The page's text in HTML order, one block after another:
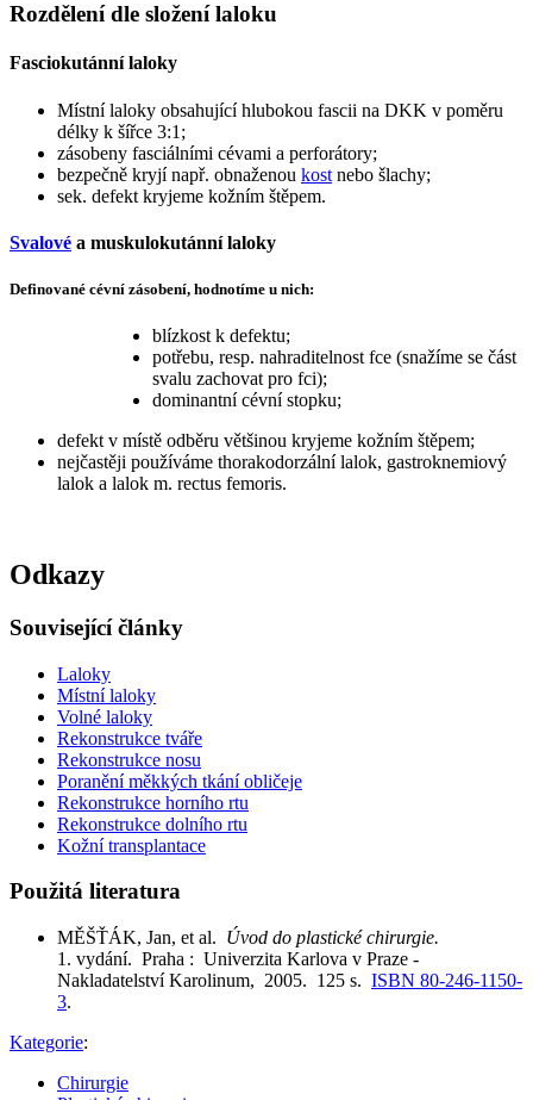
Rozdělení dle složení laloku
Fasciokutánní laloky
Místní laloky obsahující hlubokou fascii na DKK v poměru
délky k šířce 3:1;
zásobeny fasciálními cévami a perforátory;
bezpečně kryjí např. obnaženou kost nebo šlachy;
sek. defekt kryjeme kožním štěpem.
Svalové a muskulokutánní laloky
Definované cévní zásobení, hodnotíme u nich:
blízkost k defektu;
potřebu, resp. nahraditelnost fce (snažíme se část
svalu zachovat pro fci);
dominantní cévní stopku;
defekt v místě odběru většinou kryjeme kožním štěpem;
nejčastěji používáme thorakodorzální lalok, gastroknemiový
lalok a lalok m. rectus femoris.
Odkazy
Související články
Laloky
Místní laloky
Volné laloky
Rekonstrukce tváře
Rekonstrukce nosu
Poranění měkkých tkání obličeje
Rekonstrukce horního rtu
Rekonstrukce dolního rtu
Kožní transplantace
Použitá literatura
MĚŠŤÁK, Jan, et al. Úvod do plastické chirurgie.
1. vydání. Praha : Univerzita Karlova v Praze -
Nakladatelství Karolinum, 2005. 125 s. ISBN 80-246-1150-
3.
Kategorie:
Chirurgie